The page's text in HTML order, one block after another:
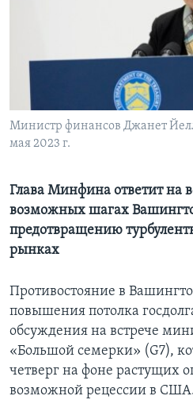
СОЦИАЛЬНЫЕ СЕТИ
Языки
Министр финансов Джанет
мая 2023 г.
Глава Минфина ответит на
возможных шагах
предотвращению
рынках
Противостояние в
повышения потолка
обсуждения на встрече
«Большой семерки» (G7),
четверг на фоне растущих
возможной рецессии в